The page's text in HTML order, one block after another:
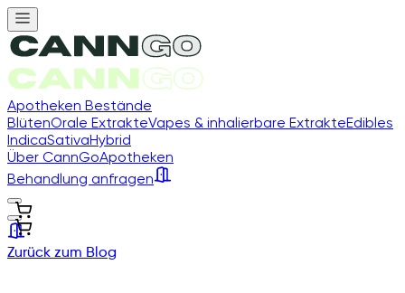
Apotheken Bestände
BlütenOrale ExtrakteVapes & inhalierbare ExtrakteEdibles
IndicaSativaHybrid
Über CannGoApotheken
Behandlung anfragen
Zurück zum Blog